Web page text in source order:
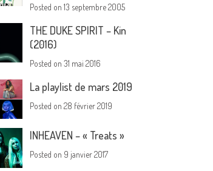
Posted on13 septembre 2005
THE DUKE SPIRIT – Kin
(2016)
Posted on31 mai 2016
La playlist de mars 2019
Posted on28 février 2019
INHEAVEN – « Treats »
Posted on 9 janvier 2017